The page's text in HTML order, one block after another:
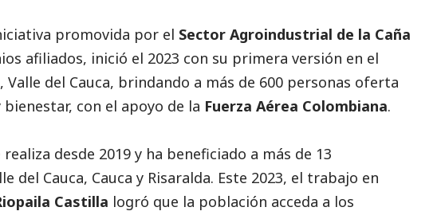
promovida por el Sector Agroindustrial de la Caña
afiliados, inició el 2023 con su primera versión en el
del Cauca, brindando a más de 600 personas oferta
con el apoyo de la Fuerza Aérea Colombiana.
realiza desde 2019 y ha beneficiado a más de 13
del Cauca, Cauca y Risaralda. Este 2023, el trabajo en
Castilla logró que la población acceda a los